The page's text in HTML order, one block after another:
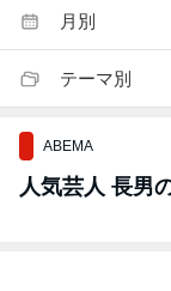
月別
テーマ別
ABEMA
人気芸人 長男